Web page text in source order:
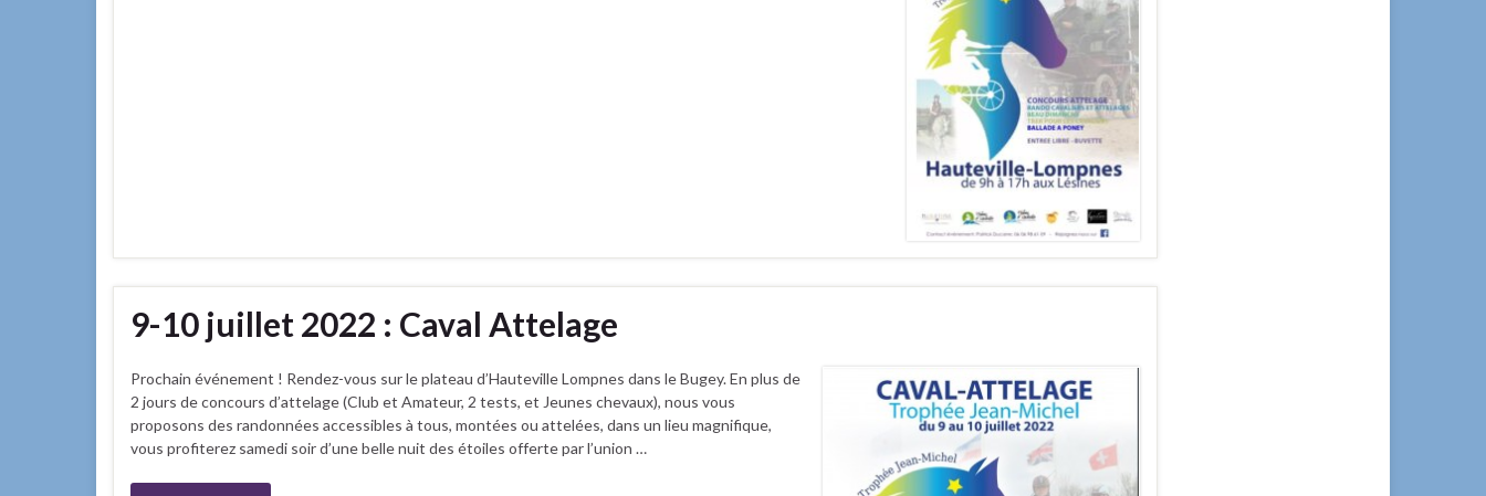
9-10 juillet 2022 : Caval Attelage
Prochain événement ! Rendez-vous sur le plateau d’Hauteville Lompnes dans le Bugey. En plus de
2 jours de concours d’attelage (Club et Amateur, 2 tests, et Jeunes chevaux), nous vous
proposons des randonnées accessibles à tous, montées ou attelées, dans un lieu magnifique,
vous profiterez samedi soir d’une belle nuit des étoiles offerte par l’union …